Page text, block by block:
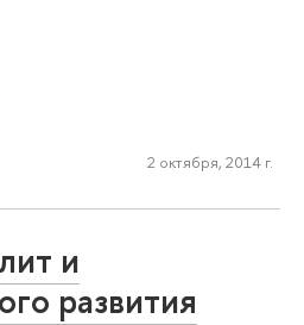
2 октября, 2014 г.
и
развития